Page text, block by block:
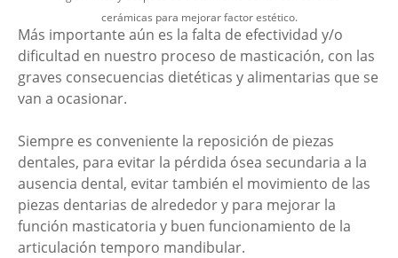
cerámicas para mejorar factor estético.
Más importante aún es la falta de efectividad y/o
dificultad en nuestro proceso de masticación, con las
graves consecuencias dietéticas y alimentarias que se
van a ocasionar.
Siempre es conveniente la reposición de piezas
dentales, para evitar la pérdida ósea secundaria a la
ausencia dental, evitar también el movimiento de las
piezas dentarias de alrededor y para mejorar la
función masticatoria y buen funcionamiento de la
articulación temporo mandibular.